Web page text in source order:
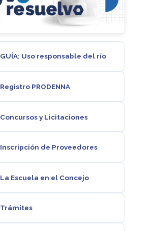
GUÍA: Uso responsable del río
Registro PRODENNA
Concursos y Licitaciones
Inscripción de Proveedores
La Escuela en el Concejo
Trámites